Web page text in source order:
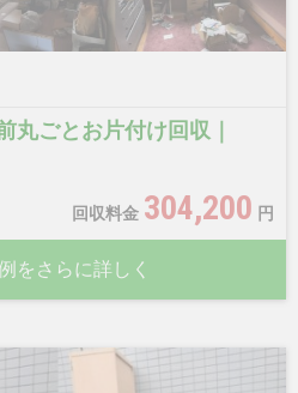
丸ごとお片付け回収｜
回収料金 304,200 円
をさらに詳しく